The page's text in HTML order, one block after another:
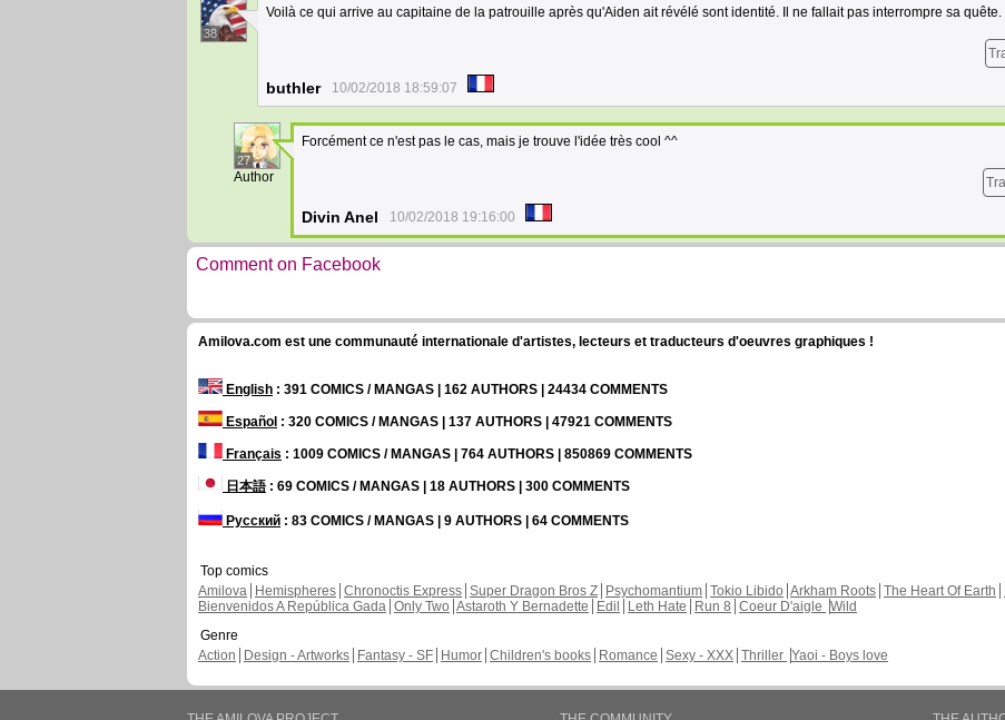
38
Voilà ce qui arrive au capitaine de la patrouille après qu'Aiden ait révélé sont identité. Il ne fallait pas interrompre sa quête.
buthler 10/02/2018 18:59:07
27
Author
Forcément ce n'est pas le cas, mais je trouve l'idée très cool ^^
Divin Anel 10/02/2018 19:16:00
Comment on Facebook
Amilova.com est une communauté internationale d'artistes, lecteurs et traducteurs d'oeuvres graphiques !
English : 391 COMICS / MANGAS | 162 AUTHORS | 24434 COMMENTS
Español : 320 COMICS / MANGAS | 137 AUTHORS | 47921 COMMENTS
Français : 1009 COMICS / MANGAS | 764 AUTHORS | 850869 COMMENTS
日本語: 69 COMICS / MANGAS | 18 AUTHORS | 300 COMMENTS
Русский : 83 COMICS / MANGAS | 9 AUTHORS | 64 COMMENTS
Top comics
Amilova
Hemispheres Chronoctis Express Super Dragon Bros Z Psychomantium Tokio Libido Arkham Roots The Heart Of Earth
Bienvenidos A República Gada Only Two Astaroth Y Bernadette Edil Leth Hate Run 8 Coeur D'aigle Wild
Genre
Action
Design - Artworks Fantasy - SF Humor Children's books Romance Sexy - XXX Thriller Yaoi - Boys love